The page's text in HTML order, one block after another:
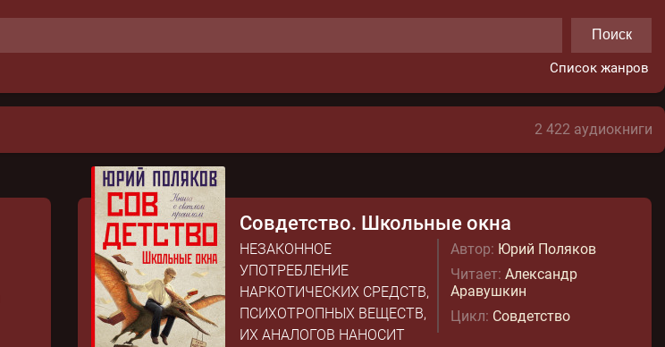
Поиск
Список жанров
2 422 аудиокниги
Совдетство. Школьные окна
Автор: Юрий Поляков
Читает: Александр
Аравушкин
Цикл: Совдетство
НЕЗАКОННОЕ
УПОТРЕБЛЕНИЕ
НАРКОТИЧЕСКИХ СРЕДСТВ,
ПСИХОТРОПНЫХ ВЕЩЕСТВ,
ИХ АНАЛОГОВ НАНОСИТ